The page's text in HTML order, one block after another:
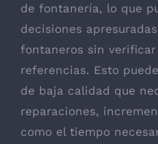
de fontanería, lo que
decisiones
fontaneros sin
referencias. Esto
de baja calidad que
reparaciones,
como el tiempo